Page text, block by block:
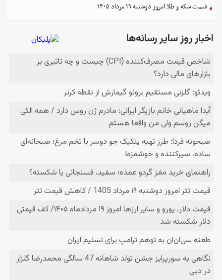
قیمت سکه و طلا امروز دوشنبه ۱۹ مرداد ۱۴۰۵